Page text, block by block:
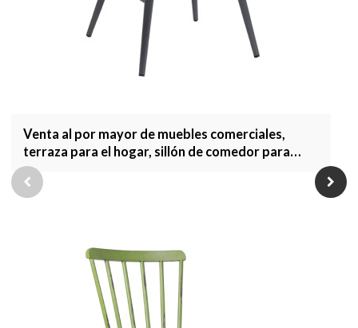
Venta al por mayor de muebles comerciales,
terraza para el hogar, sillón de comedor para
jardín, muebles de exterior